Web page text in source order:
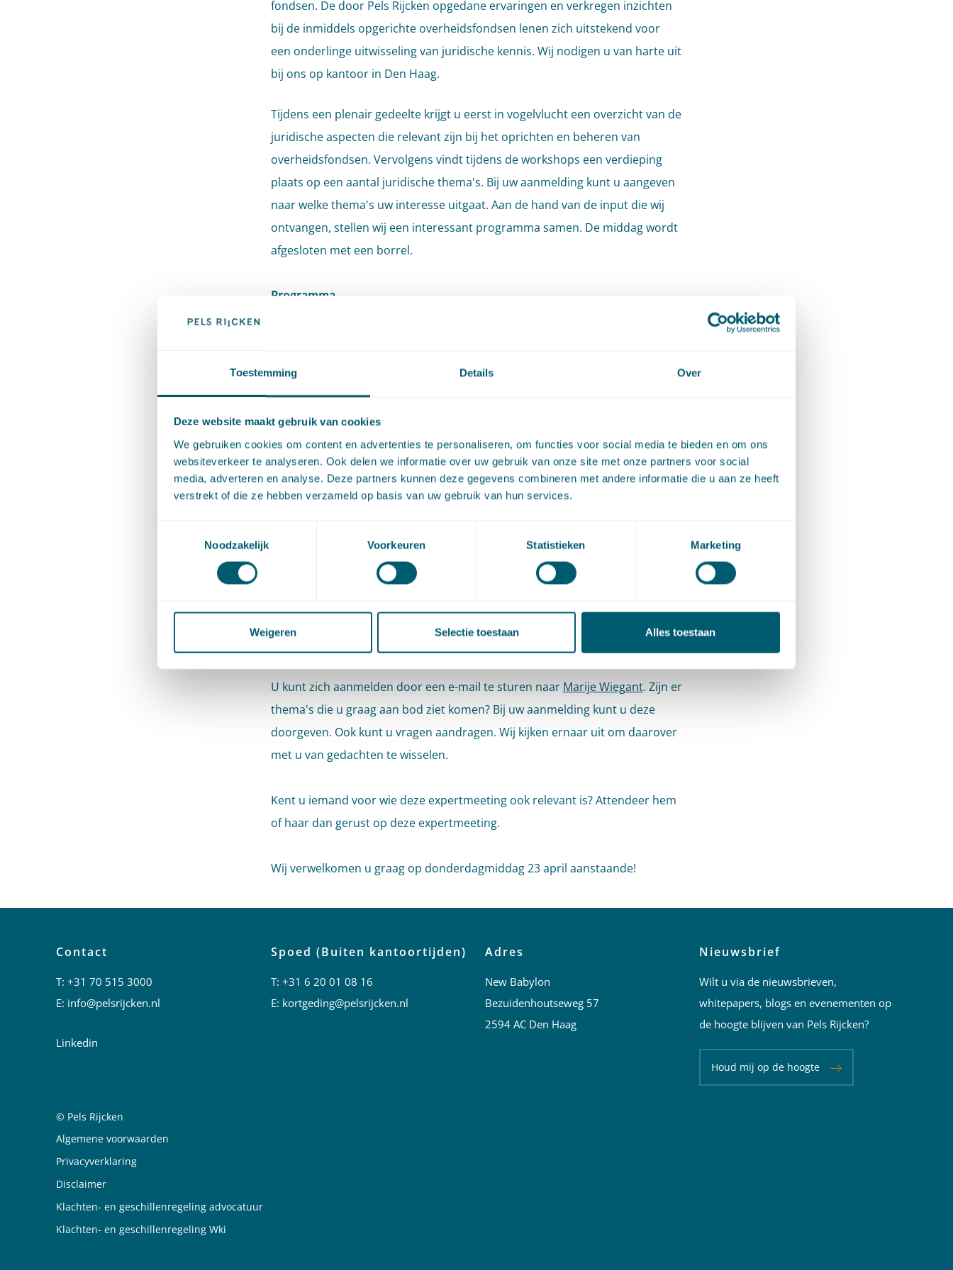
Toestemming Details Over
Deze website maakt gebruik van cookies
We gebruiken cookies om content en advertenties te personaliseren, om functies voor social media te bieden en om ons
websiteverkeer te analyseren. Ook delen we informatie over uw gebruik van onze site met onze partners voor social
media, adverteren en analyse. Deze partners kunnen deze gegevens combineren met andere informatie die u aan ze heeft
verstrekt of die ze hebben verzameld op basis van uw gebruik van hun services.
Noodzakelijk
Voorkeuren Statistieken Marketing
Weigeren Selectie toestaan Alles toestaan
fondsen. De door Pels Rijcken opgedane ervaringen en verkregen inzichten
bij de inmiddels opgerichte overheidsfondsen lenen zich uitstekend voor
een onderlinge uitwisseling van juridische kennis. Wij nodigen u van harte uit
bij ons op kantoor in Den Haag.
Tijdens een plenair gedeelte krijgt u eerst in vogelvlucht een overzicht van de
juridische aspecten die relevant zijn bij het oprichten en beheren van
overheidsfondsen. Vervolgens vindt tijdens de workshops een verdieping
plaats op een aantal juridische thema's. Bij uw aanmelding kunt u aangeven
naar welke thema's uw interesse uitgaat. Aan de hand van de input die wij
ontvangen, stellen wij een interessant programma samen. De middag wordt
afgesloten met een borrel.
Programma
14.00 uur Presentatie Juridische Totaalscan
Verhage en Steven van Dijk
14.50 uur Pauze
15.00 uur Workshops (ronde 1)
16.00 uur Workshops (ronde 2)
U kunt zich aanmelden door een e-mail te sturen naar Marije Wiegant. Zijn er
thema's die u graag aan bod ziet komen? Bij uw aanmelding kunt u deze
doorgeven. Ook kunt u vragen aandragen. Wij kijken ernaar uit om daarover
met u van gedachten te wisselen.
Kent u iemand voor wie deze expertmeeting ook relevant is? Attendeer hem
of haar dan gerust op deze expertmeeting.
Wij verwelkomen u graag op donderdagmiddag 23 april aanstaande!
Contact
T:+31 70 515 3000
E: info@pelsrijcken.nl
Linkedin
Spoed (Buiten kantoortijden)
T: +31 6 20 01 08 16
E: kortgeding@pelsrijcken.nl
Adres
New Babylon
Bezuidenhoutseweg 57
2594 AC Den Haag
Nieuwsbrief
Wilt u via de nieuwsbrieven,
whitepapers, blogs en evenementen op
de hoogte blijven van Pels Rijcken?
Houd mij op de hoogte
Juridische informatie
© Pels Rijcken
Algemene voorwaarden
Privacyverklaring
Disclaimer
Klachten- en geschillenregeling advocatuur
Klachten- en geschillenregeling Wki